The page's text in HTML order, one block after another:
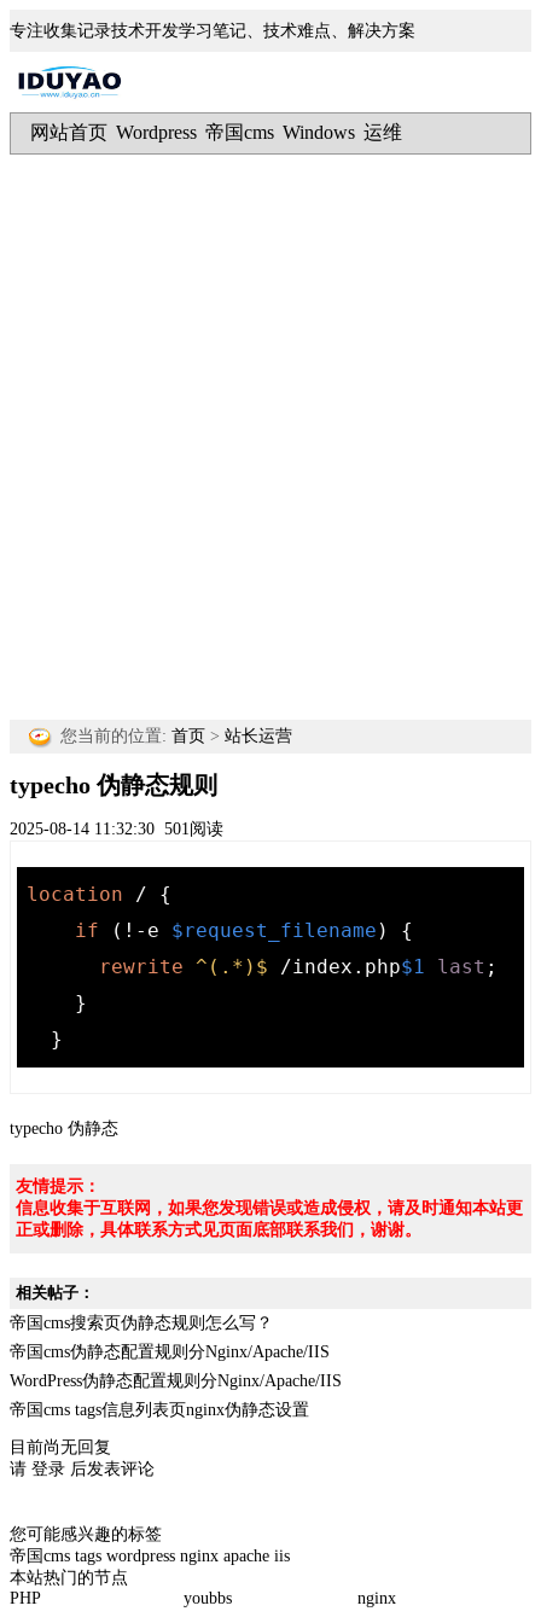
专注收集记录技术开发学习笔记、技术难点、解决方案
网站首页 Wordpress 帝国cms Windows 运维
您当前的位置: 首页 > 站长运营
typecho 伪静态规则
2025-08-14 11:32:30 501阅读
location / {
if (!-e $request_filename ) {
rewrite ^(.*)$ /index.php$1 last ;
    }
  }
typecho 伪静态
友情提示：
信息收集于互联网，如果您发现错误或造成侵权，请及时通知本站更
正或删除，具体联系方式见页面底部联系我们，谢谢。
相关帖子：
帝国cms搜索页伪静态规则怎么写？
帝国cms伪静态配置规则分Nginx/Apache/IIS
WordPress伪静态配置规则分Nginx/Apache/IIS
帝国cms tags信息列表页nginx伪静态设置
目前尚无回复
请 登录 后发表评论
您可能感兴趣的标签
帝国cms tags wordpress nginx apache iis
本站热门的节点
PHP
youbbs nginx